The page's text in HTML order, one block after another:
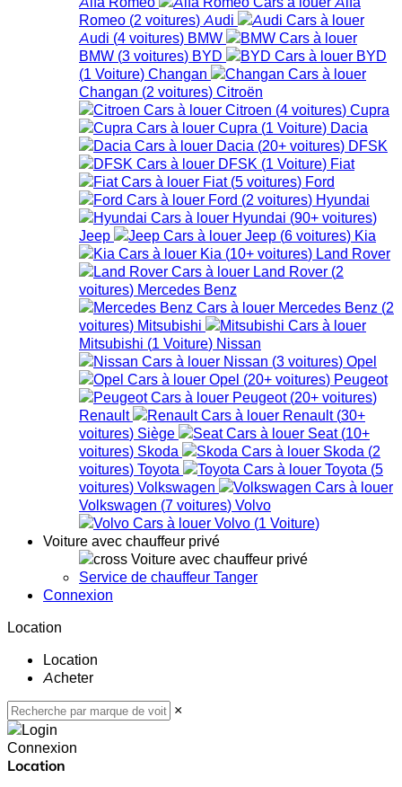
Romeo (2 voitures) Audi
Audi (4 voitures) BMW
BMW (3 voitures) BYD
BYD
(1 Voiture) Changan
Changan (2 voitures) Citroën
Citroen (4 voitures) Cupra
Cupra (1 Voiture) Dacia
Dacia (20+ voitures) DFSK
DFSK (1 Voiture) Fiat
Fiat (5 voitures) Ford
Ford (2 voitures) Hyundai
Hyundai (90+ voitures)
Jeep
Jeep (6 voitures) Kia
Kia (10+ voitures) Land Rover
Land Rover (2
voitures) Mercedes Benz
Mercedes Benz (2
voitures) Mitsubishi
Mitsubishi (1 Voiture) Nissan
Nissan (3 voitures) Opel
Opel (20+ voitures) Peugeot
Peugeot (20+ voitures)
Renault
Renault (30+
voitures) Siège Seat (10+
voitures) Skoda Skoda (2
voitures) Toyota Toyota (5
voitures) Volkswagen
Volkswagen (7 voitures) Volvo
Volvo (1 Voiture)
Voiture avec chauffeur privé
Voiture avec chauffeur privé
Service de chauffeur Tanger
Connexion
Location
Location
Acheter
×
Connexion
Location